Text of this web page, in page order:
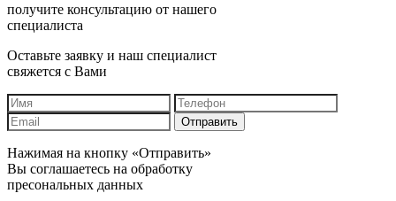
получите консультацию от нашего
специалиста
Оставьте заявку и наш специалист
свяжется с Вами
Отправить
Нажимая на кнопку «Отправить»
Вы соглашаетесь на обработку
пресональных данных